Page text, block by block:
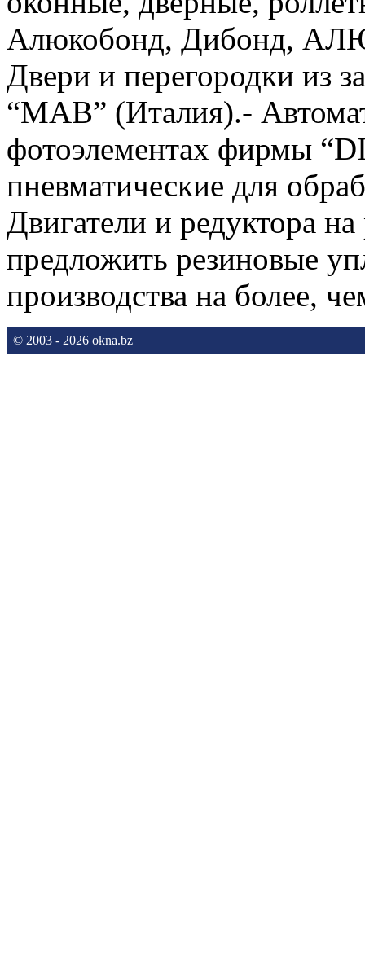
Алюкобонд, Дибонд,
Двери и перегородки из
“MAB” (Италия).-
фотоэлементах фирмы
пневматические для
Двигатели и редуктора
предложить резиновые
производства на более,
© 2003 - 2026 okna.bz